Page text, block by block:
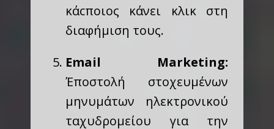
κάcποιος κάνει κλικ στη
διαφήμιση τους.
Email Marketing:
Έποστολή στοχευμένων
μηνυμάτων ηλεκτρονικού
ταχυδρομείου για την